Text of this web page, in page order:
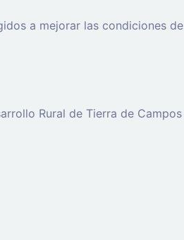
a mejorar las condiciones
Rural de Tierra de Campos